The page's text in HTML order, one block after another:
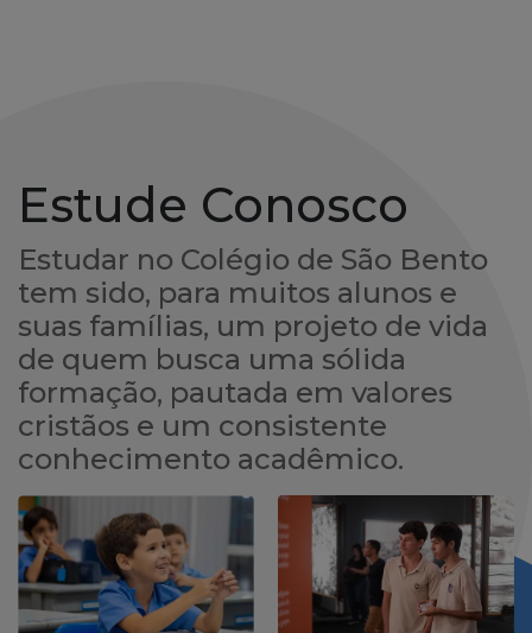
Estude Conosco
Estudar no Colégio de São Bento
tem sido, para muitos alunos e
suas famílias, um projeto de vida
de quem busca uma sólida
formação, pautada em valores
cristãos e um consistente
conhecimento acadêmico.